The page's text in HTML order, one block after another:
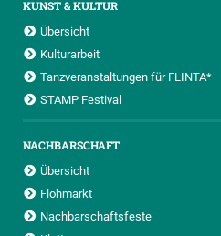
KUNST & KULTUR
Übersicht
Kulturarbeit
Tanzveranstaltungen für FLINTA*
STAMP Festival
NACHBARSCHAFT
Übersicht
Flohmarkt
Nachbarschaftsfeste